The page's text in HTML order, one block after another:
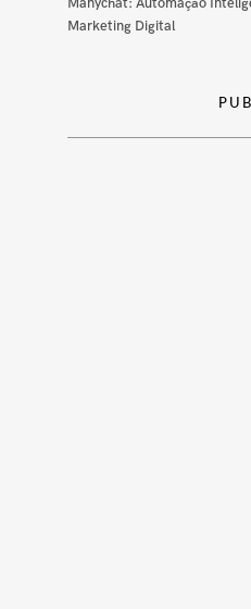
Marketing Digital